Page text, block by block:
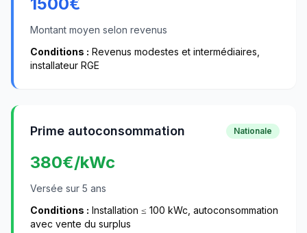
Montant moyen selon revenus
Conditions : Revenus modestes et intermédiaires,
installateur RGE
Prime autoconsommation Nationale
380€/kWc
Versée sur 5 ans
Conditions : Installation ≤ 100 kWc, autoconsommation
avec vente du surplus